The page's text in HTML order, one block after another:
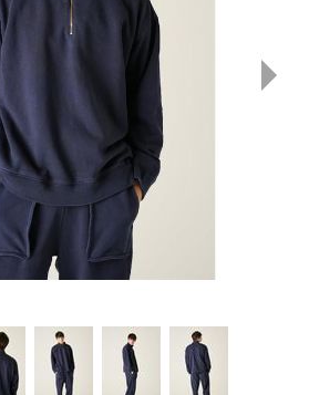
シャツ
ツ
ー
パンツ・スカート
ー